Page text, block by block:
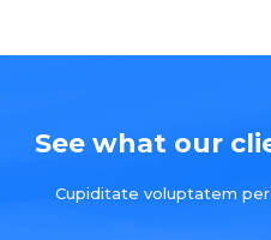
See what our
Cupiditate voluptatem